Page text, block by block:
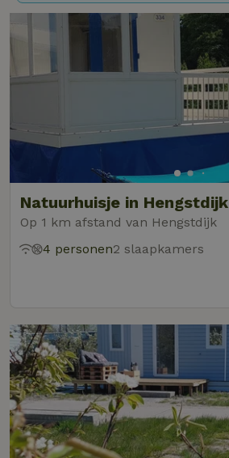
Natuurhuisje in Hengstdijk
Op 1 km afstand van Hengstdijk
4 personen2 slaapkamers